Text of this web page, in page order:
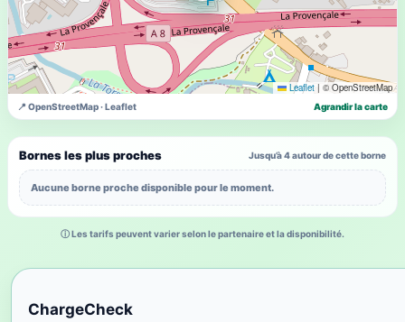
Leaflet | © OpenStreetMap
📍 OpenStreetMap · Leaflet Agrandir la carte
Bornes les plus proches Jusqu’à 4 autour de cette borne
Aucune borne proche disponible pour le moment.
ⓘ Les tarifs peuvent varier selon le partenaire et la disponibilité.
ChargeCheck